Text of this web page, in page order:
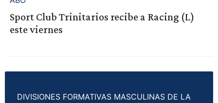
Sport Club Trinitarios recibe a Racing (L)
este viernes
DIVISIONES FORMATIVAS MASCULINAS DE LA